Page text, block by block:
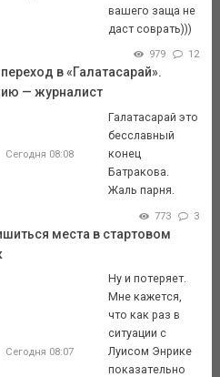
вашего заща не
даст соврать)))
979 12
в «Галатасарай».
— журналист
Сегодня 08:08
Галатасарай это
бесславный
конец
Батракова.
Жаль парня.
773 3
места в стартовом
Сегодня 08:07
Ну и потеряет.
Мне кажется,
что как раз в
ситуации с
Луисом Энрике
показательно